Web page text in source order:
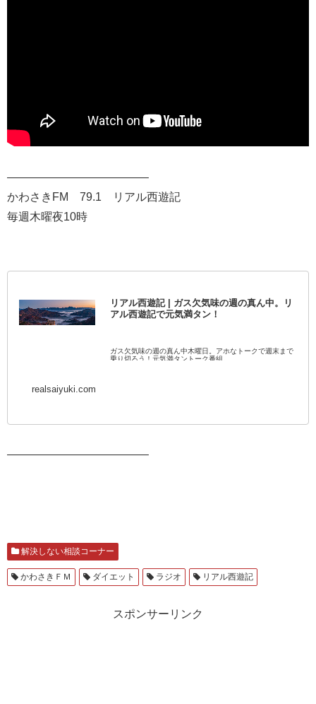
————————————–
かわさきFM 79.1 リアル西遊記
毎週木曜夜10時
リアル西遊記 | ガス欠気味の週の真ん中。リ
アル西遊記で元気満タン！
ガス欠気味の週の真ん中木曜日。アホなトークで週末まで
乗り切ろう！元気満タントーク番組。
realsaiyuki.com
————————————–
解決しない相談コーナー
かわさきＦＭ ダイエット ラジオ リアル西遊記
スポンサーリンク